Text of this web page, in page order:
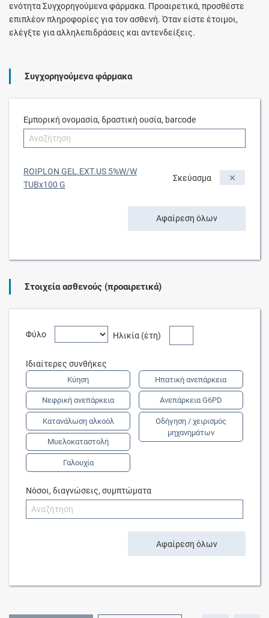
ενότητα Συγχορηγούμενα φάρμακα. Προαιρετικά, προσθέστε
επιπλέον πληροφορίες για τον ασθενή. Όταν είστε έτοιμοι,
ελέγξτε για αλληλεπιδράσεις και αντενδείξεις.
Συγχορηγούμενα φάρμακα
Εμπορική ονομασία, δραστική ουσία, barcode
ROIPLON GEL.EXT.US 5%W/W
TUBx100 G
Σκεύασμα
Αφαίρεση όλων
Στοιχεία ασθενούς (προαιρετικά)
Φύλο Ηλικία (έτη)
Ιδιαίτερες συνθήκες
Κύηση
Νεφρική ανεπάρκεια
Κατανάλωση αλκοόλ
Μυελοκαταστολή
Γαλουχία
Ηπατική ανεπάρκεια
Ανεπάρκεια G6PD
Οδήγηση / χειρισμός
μηχανημάτων
Νόσοι, διαγνώσεις, συμπτώματα
Αφαίρεση όλων